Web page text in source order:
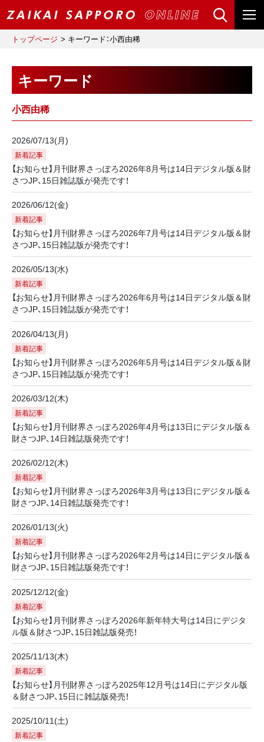
トップページ キーワード：小西由稀
キーワード
小西由稀
2026/07/13(月)
新着記事
【お知らせ】月刊財界さっぽろ2026年8月号は14日デジタル版＆財
さつJP、15日雑誌版が発売です！
2026/06/12(金)
新着記事
【お知らせ】月刊財界さっぽろ2026年7月号は14日デジタル版＆財
さつJP、15日雑誌版が発売です！
2026/05/13(水)
新着記事
【お知らせ】月刊財界さっぽろ2026年6月号は14日デジタル版＆財
さつJP、15日雑誌版が発売です！
2026/04/13(月)
新着記事
【お知らせ】月刊財界さっぽろ2026年5月号は14日デジタル版＆財
さつJP、15日雑誌版が発売です！
2026/03/12(木)
新着記事
【お知らせ】月刊財界さっぽろ2026年4月号は13日にデジタル版＆
財さつJP、14日雑誌版発売です！
2026/02/12(木)
新着記事
【お知らせ】月刊財界さっぽろ2026年3月号は13日にデジタル版＆
財さつJP、14日雑誌版発売です！
2026/01/13(火)
新着記事
【お知らせ】月刊財界さっぽろ2026年2月号は14日にデジタル版＆
財さつJP、15日雑誌版発売です！
2025/12/12(金)
新着記事
【お知らせ】月刊財界さっぽろ2026年新年特大号は14日にデジタ
ル版＆財さつJP、15日雑誌版発売！
2025/11/13(木)
新着記事
【お知らせ】月刊財界さっぽろ2025年12月号は14日にデジタル版
＆財さつJP、15日に雑誌版発売！
2025/10/11(土)
新着記事